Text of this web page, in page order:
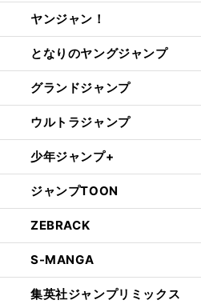
ヤンジャン！
となりのヤングジャンプ
グランドジャンプ
ウルトラジャンプ
少年ジャンプ+
ジャンプTOON
ZEBRACK
S-MANGA
集英社ジャンプリミックス